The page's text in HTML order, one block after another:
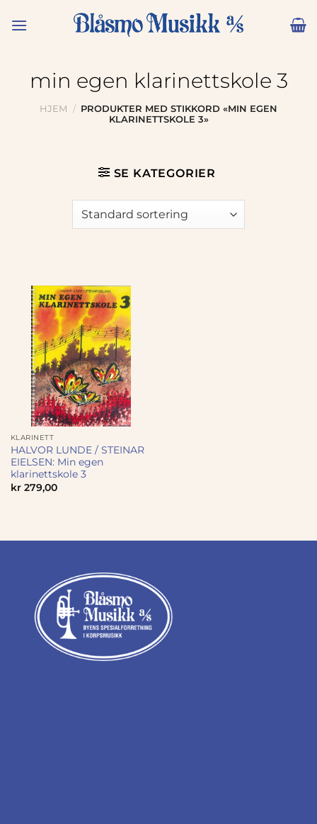
min egen klarinettskole 3
HJEM / PRODUKTER MED STIKKORD «MIN EGEN
KLARINETTSKOLE 3»
SE KATEGORIER
KLARINETT
HALVOR LUNDE / STEINAR
EIELSEN: Min egen
klarinettskole 3
kr279,00